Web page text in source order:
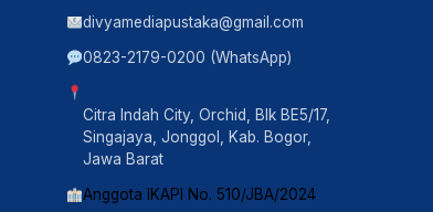
divyamediapustaka@gmail.com
0823-2179-0200 (WhatsApp)
Citra Indah City, Orchid, Blk BE5/17,
Singajaya, Jonggol, Kab. Bogor,
Jawa Barat
Anggota IKAPI No. 510/JBA/2024